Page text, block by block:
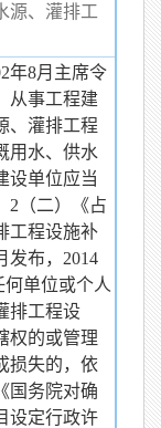
源、灌排工
年8月主席令
从事工程建
、灌排工程
用水、供水
设单位应当
2（二）《占
工程设施补
发布，2014
单位或个人
排工程设
权的或管理
损失的，依
国务院对确
设定行政许